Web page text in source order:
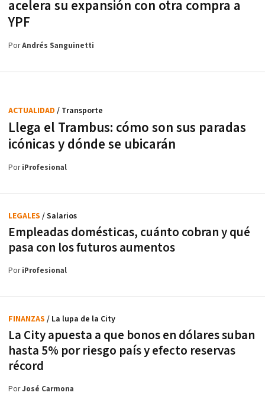
acelera su expansión con otra compra a
YPF
PorAndrés Sanguinetti
Llega el Trambus: cómo son sus paradas
icónicas y dónde se ubicarán
ACTUALIDAD / Transporte
PoriProfesional
Empleadas domésticas, cuánto cobran y qué
pasa con los futuros aumentos
LEGALES / Salarios
PoriProfesional
La City apuesta a que bonos en dólares suban
hasta 5% por riesgo país y efecto reservas
récord
FINANZAS / La lupa de la City
PorJosé Carmona